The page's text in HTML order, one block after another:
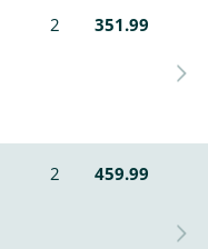
2 351.99
2 459.99